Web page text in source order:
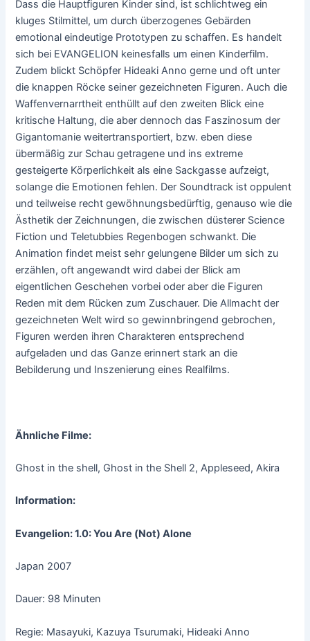
Dass die Hauptfiguren Kinder sind, ist schlichtweg ein
kluges Stilmittel, um durch überzogenes Gebärden
emotional eindeutige Prototypen zu schaffen. Es handelt
sich bei EVANGELION keinesfalls um einen Kinderfilm.
Zudem blickt Schöpfer Hideaki Anno gerne und oft unter
die knappen Röcke seiner gezeichneten Figuren. Auch die
Waffenvernarrtheit enthüllt auf den zweiten Blick eine
kritische Haltung, die aber dennoch das Faszinosum der
Gigantomanie weitertransportiert, bzw. eben diese
übermäßig zur Schau getragene und ins extreme
gesteigerte Körperlichkeit als eine Sackgasse aufzeigt,
solange die Emotionen fehlen. Der Soundtrack ist oppulent
und teilweise recht gewöhnungsbedürftig, genauso wie die
Ästhetik der Zeichnungen, die zwischen düsterer Science
Fiction und Teletubbies Regenbogen schwankt. Die
Animation findet meist sehr gelungene Bilder um sich zu
erzählen, oft angewandt wird dabei der Blick am
eigentlichen Geschehen vorbei oder aber die Figuren
Reden mit dem Rücken zum Zuschauer. Die Allmacht der
gezeichneten Welt wird so gewinnbringend gebrochen,
Figuren werden ihren Charakteren entsprechend
aufgeladen und das Ganze erinnert stark an die
Bebilderung und Inszenierung eines Realfilms.
Ähnliche Filme:
Ghost in the shell, Ghost in the Shell 2, Appleseed, Akira
Information:
Evangelion: 1.0: You Are (Not) Alone
Japan 2007
Dauer: 98 Minuten
Regie: Masayuki, Kazuya Tsurumaki, Hideaki Anno